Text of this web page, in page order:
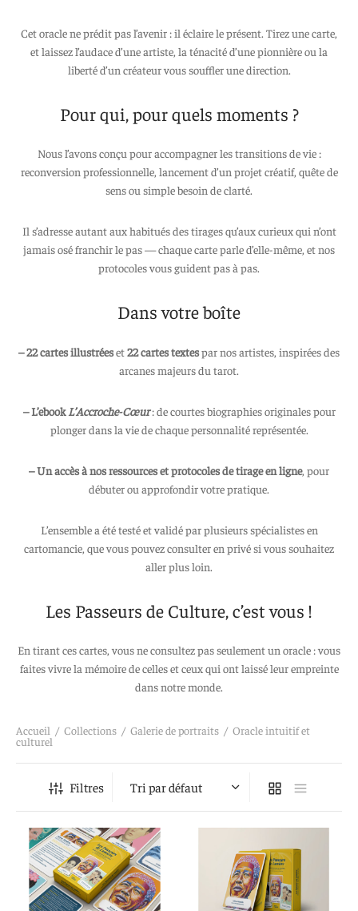
Cet oracle ne prédit pas l’avenir : il éclaire le présent. Tirez une carte,
et laissez l’audace d’une artiste, la ténacité d’une pionnière ou la
liberté d’un créateur vous souffler une direction.
Pour qui, pour quels moments ?
Nous l’avons conçu pour accompagner les transitions de vie :
reconversion professionnelle, lancement d’un projet créatif, quête de
sens ou simple besoin de clarté.
Il s’adresse autant aux habitués des tirages qu’aux curieux qui n’ont
jamais osé franchir le pas — chaque carte parle d’elle-même, et nos
protocoles vous guident pas à pas.
Dans votre boîte
– 22 cartes illustréeset22 cartes textespar nos artistes, inspirées des
arcanes majeurs du tarot.
– L’ebook L’Accroche-Cœur: de courtes biographies originales pour
plonger dans la vie de chaque personnalité représentée.
– Un accès à nos ressources et protocoles de tirage en ligne, pour
débuter ou approfondir votre pratique.
L’ensemble a été testé et validé par plusieurs spécialistes en
cartomancie, que vous pouvez consulter en privé si vous souhaitez
aller plus loin.
Les Passeurs de Culture, c’est vous !
En tirant ces cartes, vous ne consultez pas seulement un oracle : vous
faites vivre la mémoire de celles et ceux qui ont laissé leur empreinte
dans notre monde.
Accueil / Collections / Galerie de portraits / Oracle intuitif et
culturel
Filtres